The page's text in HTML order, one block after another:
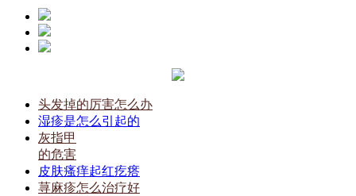
头发掉的厉害怎么办
湿疹是怎么引起的
灰指甲
的危害
皮肤瘙痒起红疙瘩
荨麻疹怎么治疗好